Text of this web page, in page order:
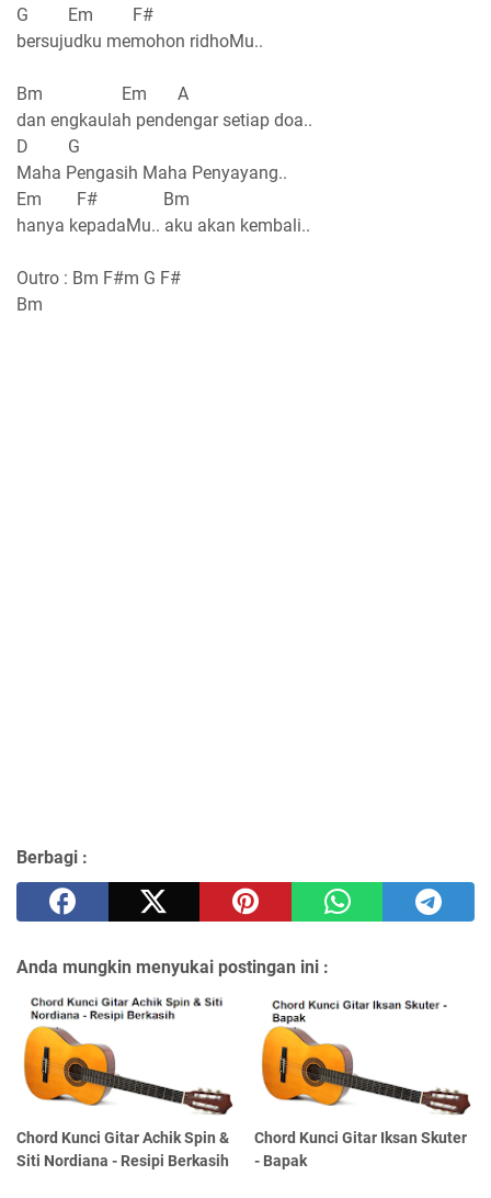
G Em F#
bersujudku memohon ridhoMu..
Bm Em A
dan engkaulah pendengar setiap doa..
D G
Maha Pengasih Maha Penyayang..
Em F# Bm
hanya kepadaMu.. aku akan kembali..
Outro : Bm F#m G F#
Bm
Berbagi :
Anda mungkin menyukai postingan ini :
Chord Kunci Gitar Achik Spin &
Siti Nordiana - Resipi Berkasih
Chord Kunci Gitar Iksan Skuter
- Bapak